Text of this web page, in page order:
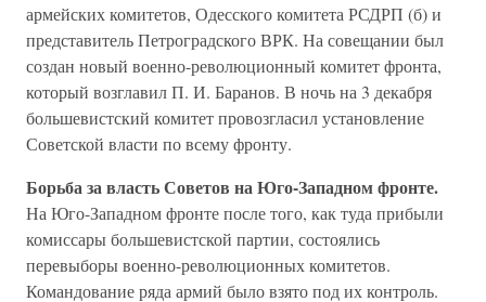
армейских комитетов, Одесского комитета РСДРП (б) и
представитель Петроградского ВРК. На совещании был
создан новый военно-революционный комитет фронта,
который возглавил П. И. Баранов. В ночь на 3 декабря
большевистский комитет провозгласил установление
Советской власти по всему фронту.
Борьба за власть Советов на Юго-Западном фронте.
На Юго-Западном фронте после того, как туда прибыли
комиссары большевистской партии, состоялись
перевыборы военно-революционных комитетов.
Командование ряда армий было взято под их контроль.